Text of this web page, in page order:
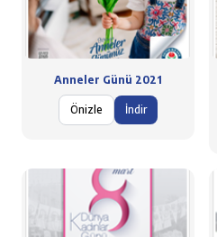
Anneler Günü 2021
Önizle İndir